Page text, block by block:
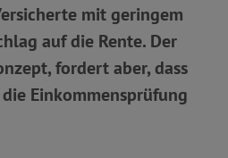
mit geringem
auf die Rente. Der
fordert aber, dass
Einkommensprüfung